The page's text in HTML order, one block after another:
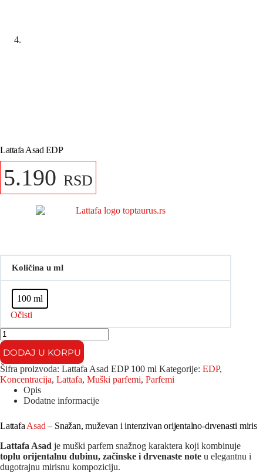
Lattafa Asad EDP
5.190 RSD
Količina u ml
100 ml
Očisti
Lattafa
Asad
EDP
količina
DODAJ U KORPU
Šifra proizvoda: Lattafa Asad EDP 100 ml Kategorije: EDP,
Koncentracija, Lattafa, Muški parfemi, Parfemi
Opis
Dodatne informacije
Lattafa Asad – Snažan, muževan i intenzivan orijentalno-drvenasti miris
Lattafa Asad je muški parfem snažnog karaktera koji kombinuje
toplu orijentalnu dubinu, začinske i drvenaste note u elegantnu i
dugotrajnu mirisnu kompoziciju.